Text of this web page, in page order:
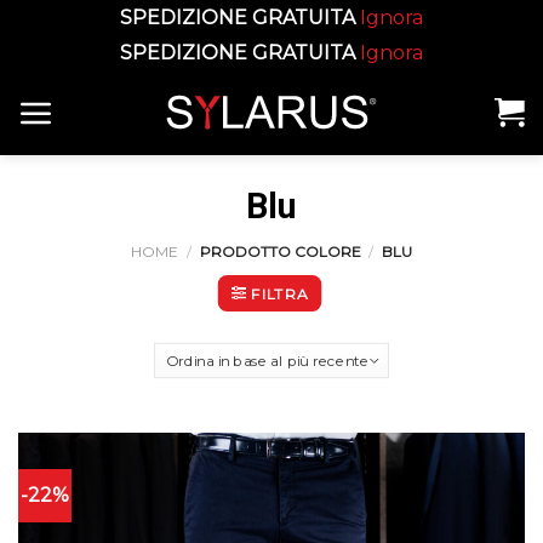
SPEDIZIONE GRATUITA Ignora
SPEDIZIONE GRATUITA Ignora
content
Blu
HOME / PRODOTTO COLORE / BLU
FILTRA
-22%